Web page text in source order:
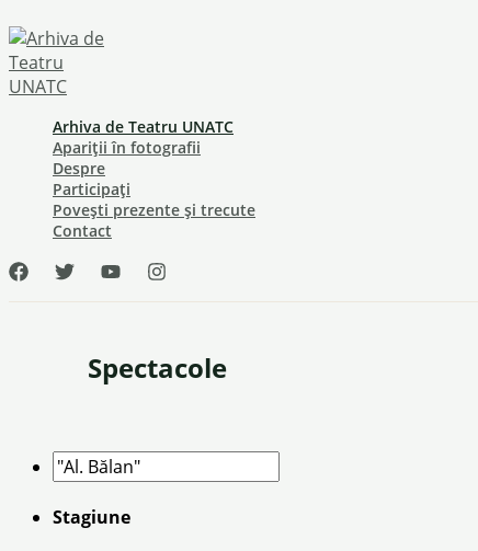
to
content
Arhiva de Teatru UNATC
Apariții în fotografii
Despre
Participați
Povești prezente și trecute
Contact
Spectacole
Stagiune